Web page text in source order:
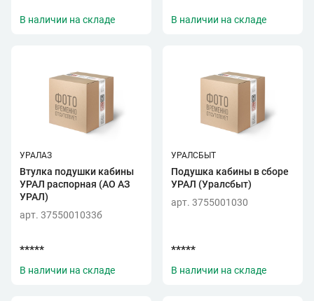
В наличии на складе В наличии на складе
УРАЛАЗ
Втулка подушки кабины
УРАЛ распорная (АО АЗ
УРАЛ)
арт. 3755001033б
*****
В наличии на складе
УРАЛСБЫТ
Подушка кабины в сборе
УРАЛ (Уралсбыт)
арт. 3755001030
*****
В наличии на складе